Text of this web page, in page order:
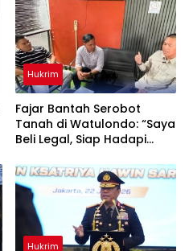
Hukrim
‎Fajar Bantah Serobot
Tanah di Watulondo: “Saya
Beli Legal, Siap Hadapi
Hukrim